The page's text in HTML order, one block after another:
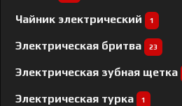
Чайник электрический 1
Электрическая бритва 23
Электрическая зубная щетка
Электрическая турка 1